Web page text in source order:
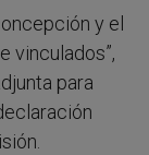
y el
vinculados”,
para